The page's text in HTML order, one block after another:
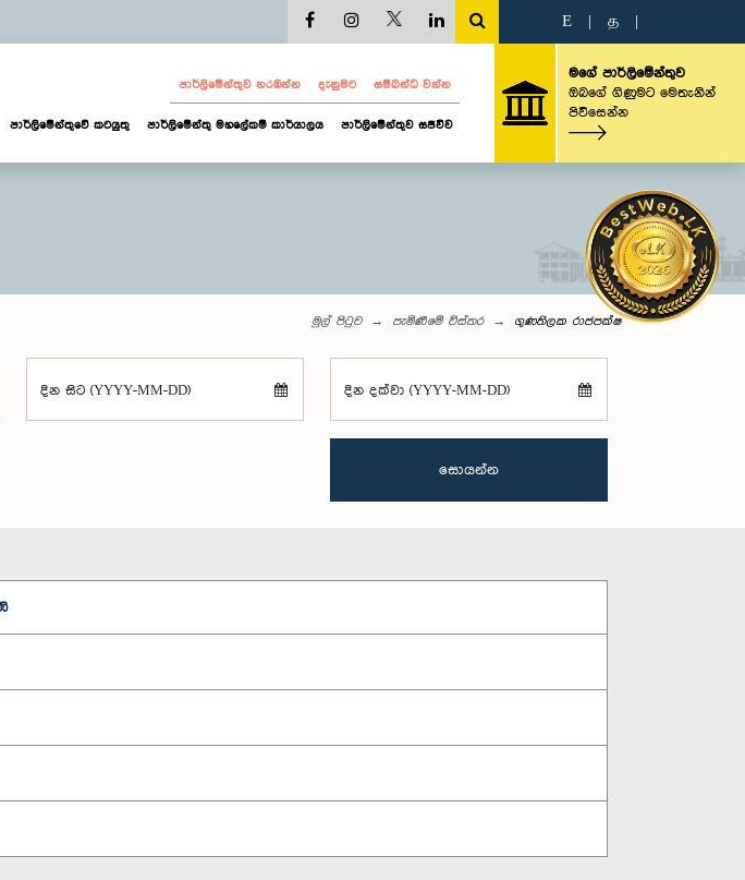
E த
පාර්ලි‌මේන්තුව නරඹන්න දැනුමට සම්බන්ධ වන්න
පාර්ලිමේන්තුවේ කටයුතු පාර්ලිමේන්තු මහලේකම් කාර්යාලය පාර්ලිමේන්තුව සජීවීව
මගේ පාර්ලිමේන්තුව
ඔබගේ ගිණුමට මෙතැනින්
පිවිසෙන්න
මුල් පිටුව පැමිණීමේ විස්තර ගුණතිලක රාජපක්ෂ
දින සිට (YYYY-MM-DD) දින දක්වා (YYYY-MM-DD)
සොයන්න